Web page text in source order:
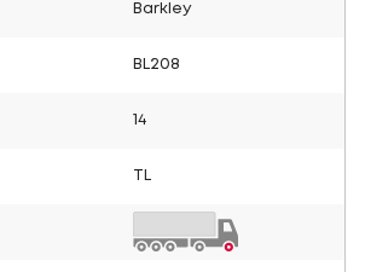
Barkley
BL208
14